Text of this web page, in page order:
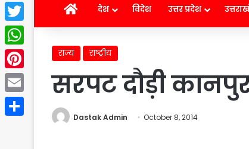
Homeदेश विदेश उत्तर प्रदेश
राज्य राष्ट्रीय
सरपट दौड़ी
Dastak Admin October 8, 2014
Facebook
Twitter
WhatsApp
Pinterest
Email